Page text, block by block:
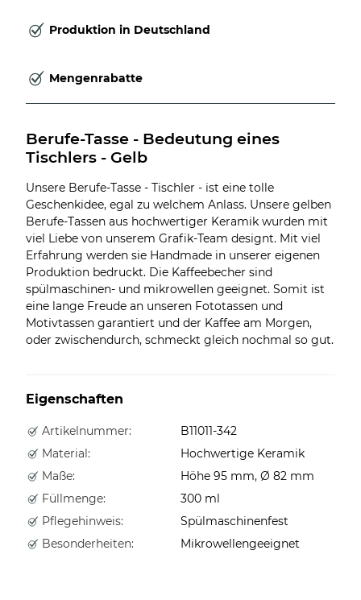
Produktion in Deutschland
Mengenrabatte
Berufe-Tasse - Bedeutung eines
Tischlers - Gelb
Unsere Berufe-Tasse - Tischler - ist eine tolle
Geschenkidee, egal zu welchem Anlass. Unsere gelben
Berufe-Tassen aus hochwertiger Keramik wurden mit
viel Liebe von unserem Grafik-Team designt. Mit viel
Erfahrung werden sie Handmade in unserer eigenen
Produktion bedruckt. Die Kaffeebecher sind
spülmaschinen- und mikrowellen geeignet. Somit ist
eine lange Freude an unseren Fototassen und
Motivtassen garantiert und der Kaffee am Morgen,
oder zwischendurch, schmeckt gleich nochmal so gut.
Eigenschaften
Artikelnummer:
B11011-342
Material:
Hochwertige Keramik
Maße:
Höhe 95 mm, Ø 82 mm
Füllmenge:
300 ml
Pflegehinweis:
Spülmaschinenfest
Besonderheiten:
Mikrowellengeeignet